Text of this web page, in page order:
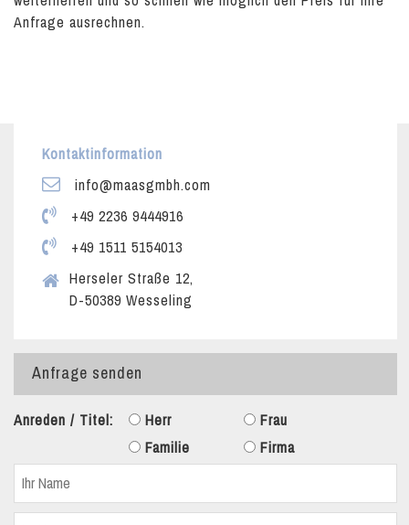
Anfrage ausrechnen.
Kontaktinformation
info@maasgmbh.com
+49 2236 9444916
+49 1511 5154013
Herseler Straße 12,
D-50389 Wesseling
Anfrage senden
Anreden / Titel: Herr
Frau
Familie
Firma